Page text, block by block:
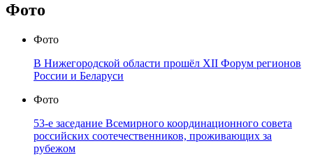
Фото
Фото
В Нижегородской области прошёл XII Форум регионов
России и Беларуси
Фото
53-е заседание Всемирного координационного совета
российских соотечественников, проживающих за
рубежом